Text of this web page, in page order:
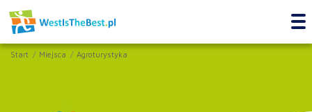
Start Miejsca Agroturystyka